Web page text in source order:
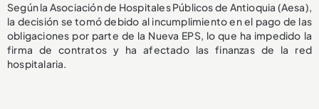
Según la Asociación de Hospitales Públicos de Antioquia (Aesa),
la decisión se tomó debido al incumplimiento en el pago de las
obligaciones por parte de la Nueva EPS, lo que ha impedido la
firma de contratos y ha afectado las finanzas de la red
hospitalaria.